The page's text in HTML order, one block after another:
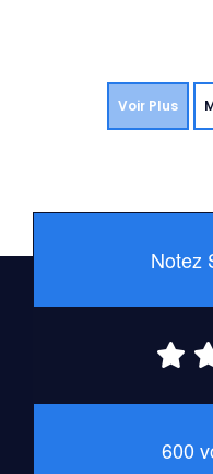
Voir Plus
Notez
600